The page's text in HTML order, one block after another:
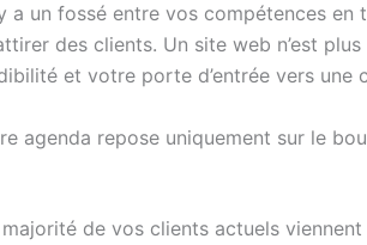
a un fossé entre vos compétences en
des clients. Un site web n’est plus
et votre porte d’entrée vers une
agenda repose uniquement sur le
de vos clients actuels